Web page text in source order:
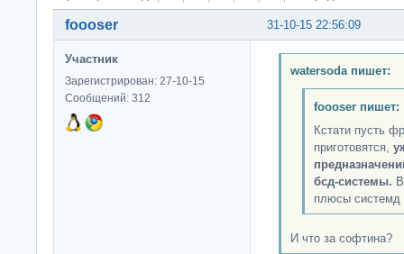
31-10-15 22:56:09
foooser
Участник
Зарегистрирован: 27-10-15
Сообщений: 312
watersoda пишет:
foooser пишет:
Кстати пусть
приготовятся,
бсд-системы.
плюсы системд
И что за софтина?